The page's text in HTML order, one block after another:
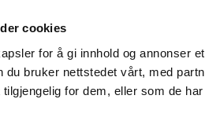
cookies
for å gi innhold og annonser
du bruker nettstedet vårt, med
for dem, eller som de